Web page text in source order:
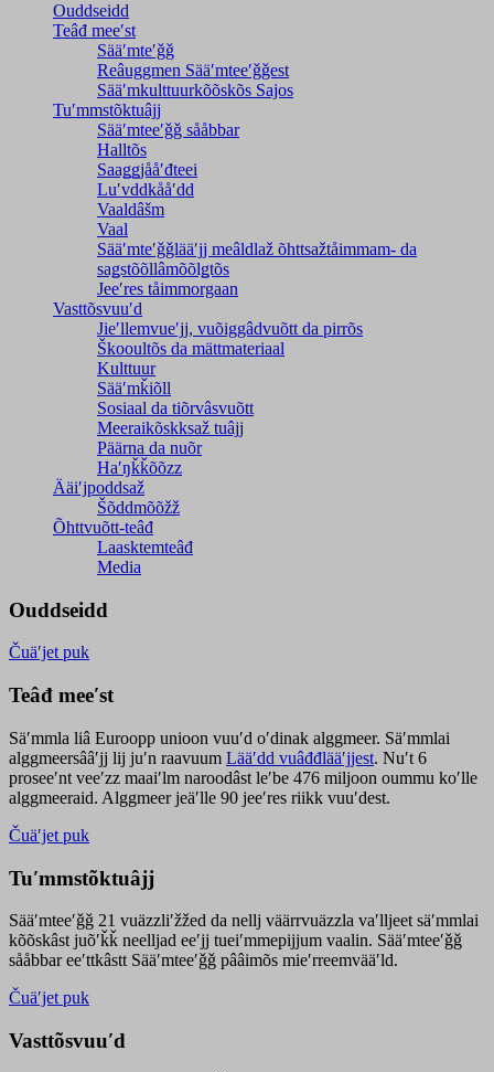
Ouddseidd
Teâđ meeʹst
Sääʹmteʹǧǧ
Reâuggmen Sääʹmteeʹǧǧest
Sääʹmkulttuurkõõskõs Sajos
Tuʹmmstõktuâjj
Sääʹmteeʹǧǧ sååbbar
Halltõs
Saaǥǥjååʹđteei
Luʹvddkååʹdd
Vaaldâšm
Vaal
Sääʹmteʹǧǧlääʹjj meâldlaž õhttsažtåimmam- da
saǥstõõllâmõõlǥtõs
Jeeʹres tåimmorgaan
Vasttõsvuuʹd
Jieʹllemvueʹjj, vuõiggâdvuõtt da pirrõs
Škooultõs da mättmateriaal
Kulttuur
Sääʹmǩiõll
Sosiaal da tiõrvâsvuõtt
Meeraikõskksaž tuâjj
Päärna da nuõr
Haʹŋǩǩõõzz
Ääiʹjpoddsaž
Šõddmõõžž
Õhttvuõtt-teâđ
Laasktemteâđ
Media
Ouddseidd
Čuäʹjet puk
Teâđ meeʹst
Säʹmmla liâ Euroopp unioon vuuʹd oʹdinak alggmeer. Säʹmmlai
alggmeersââʹjj lij juʹn raavuum Lääʹdd vuâđđlääʹjjest. Nuʹt 6
proseeʹnt veeʹzz maaiʹlm naroodâst leʹbe 476 miljoon oummu koʹlle
alggmeeraid. Alggmeer jeäʹlle 90 jeeʹres riikk vuuʹdest.
Čuäʹjet puk
Tuʹmmstõktuâjj
Sääʹmteeʹǧǧ 21 vuäzzliʹžžed da nellj väärrvuäzzla vaʹlljeet säʹmmlai
kõõskâst juõʹǩǩ neelljad eeʹjj tueiʹmmepijjum vaalin. Sääʹmteeʹǧǧ
sååbbar eeʹttkâstt Sääʹmteeʹǧǧ pââimõs mieʹrreemvääʹld.
Čuäʹjet puk
Vasttõsvuuʹd